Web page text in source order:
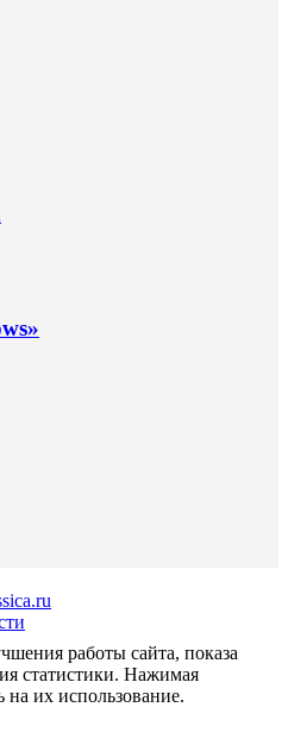
работы сайта, показа
статистики. Нажимая
на их использование.